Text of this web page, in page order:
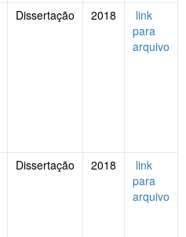
Dissertação 2018
link
para
arquivo
Dissertação 2018
link
para
arquivo